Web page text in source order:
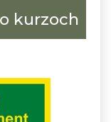
kurzoch